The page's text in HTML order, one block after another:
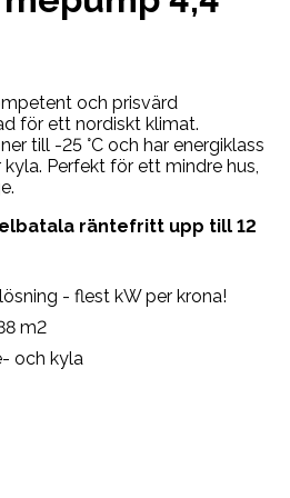
och prisvärd
för ett nordiskt klimat.
till -25 °C och har energiklass
Perfekt för ett mindre hus,
räntefritt upp till 12
- flest kW per krona!
m2
och kyla